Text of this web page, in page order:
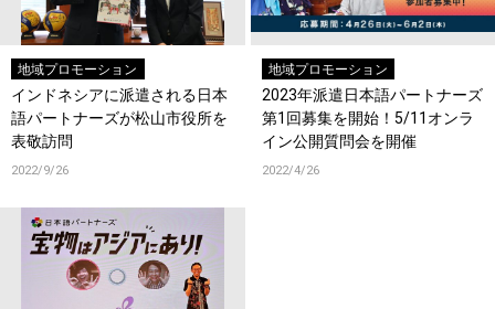
地域プロモーション
インドネシアに派遣される日本
語パートナーズが松山市役所を
表敬訪問
2022/9/26
地域プロモーション
2023年派遣日本語パートナーズ
第1回募集を開始！5/11オンラ
イン公開質問会を開催
2022/4/26